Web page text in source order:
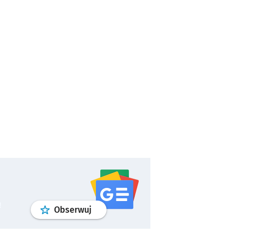
Obserwuj profilgoogle news